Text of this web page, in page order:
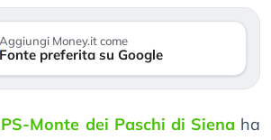
Aggiungi Money.it come
Fonte preferita su Google
Monte dei Paschi di Siena ha